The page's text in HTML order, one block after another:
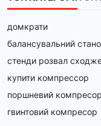
домкрати
балансувальний
стенди розвал
купити компрессор
поршневий компресор
гвинтовий компресор